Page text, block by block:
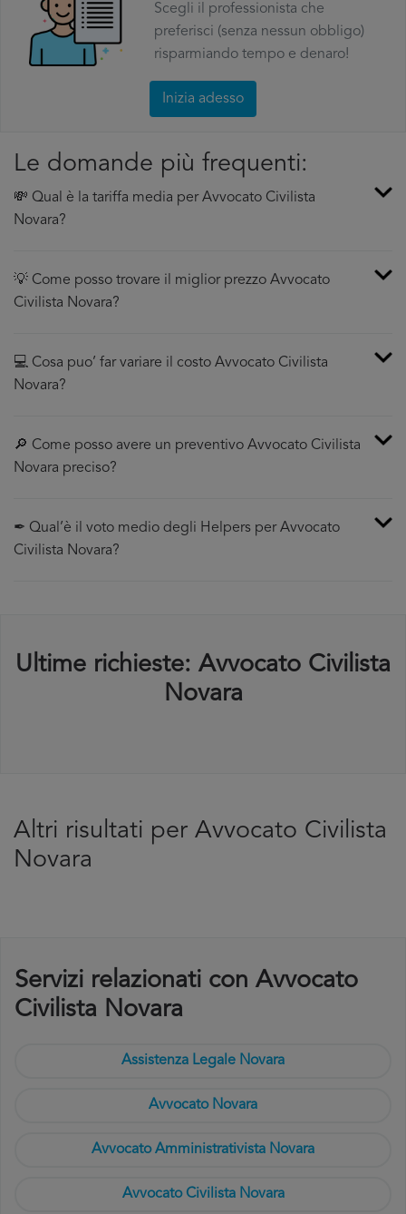
Scegli il professionista che
preferisci (senza nessun obbligo)
risparmiando tempo e denaro!
Inizia adesso
Le domande più frequenti:
💸 Qual è la tariffa media per Avvocato Civilista
Novara?
💡 Come posso trovare il miglior prezzo Avvocato
Civilista Novara?
💻 Cosa puo’ far variare il costo Avvocato Civilista
Novara?
🔎 Come posso avere un preventivo Avvocato Civilista
Novara preciso?
✒ Qual’è il voto medio degli Helpers per Avvocato
Civilista Novara?
Ultime richieste: Avvocato Civilista
Novara
Altri risultati per Avvocato Civilista
Novara
Servizi relazionati con Avvocato
Civilista Novara
Assistenza Legale Novara
Avvocato Novara
Avvocato Amministrativista Novara
Avvocato Civilista Novara